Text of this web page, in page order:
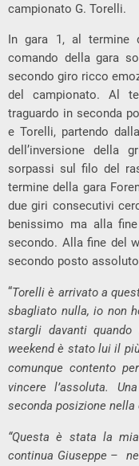
campionato G. Torelli.
In gara 1, al termine
comando della gara
secondo giro ricco
del campionato. Al
traguardo in seconda
e Torelli, partendo
dell’inversione della
sorpassi sul filo del
termine della gara
due giri consecutivi
benissimo ma alla
secondo. Alla fine del
secondo posto
“Torelli è arrivato a
sbagliato nulla, io non
stargli davanti
weekend è stato lui il
comunque contento
vincere l’assoluta.
seconda posizione
“Questa è stata la
continua Giuseppe –